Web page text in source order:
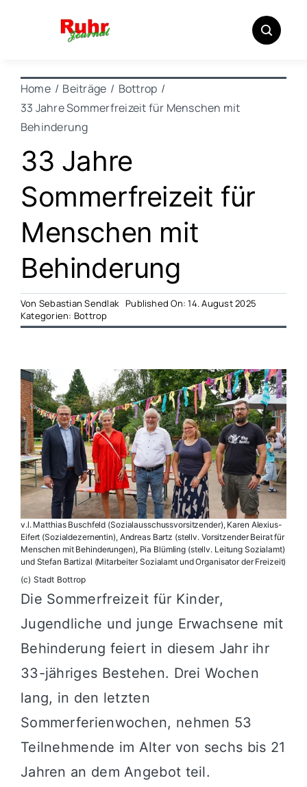
Home Beiträge
Bottrop
33 Jahre Sommerfreizeit für Menschen mit
Behinderung
33 Jahre
Sommerfreizeit für
Menschen mit
Behinderung
Von Sebastian Sendlak Published On: 14. August 2025
Kategorien: Bottrop
v.l. Matthias Buschfeld (Sozialausschussvorsitzender), Karen Alexius-
Eifert (Sozialdezernentin), Andreas Bartz (stellv. Vorsitzender Beirat für
Menschen mit Behinderungen), Pia Blümling (stellv. Leitung Sozialamt)
und Stefan Bartizal (Mitarbeiter Sozialamt und Organisator der Freizeit)
(c) Stadt Bottrop
Die Sommerfreizeit für Kinder,
Jugendliche und junge Erwachsene mit
Behinderung feiert in diesem Jahr ihr
33-jähriges Bestehen. Drei Wochen
lang, in den letzten
Sommerferienwochen, nehmen 53
Teilnehmende im Alter von sechs bis 21
Jahren an dem Angebot teil.